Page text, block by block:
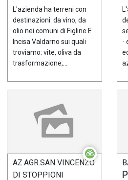
L'azienda ha terreni con
destinazioni: da vino, da
olio nei comuni di Figline E
Incisa Valdarno sui quali
troviamo: vite, oliva da
trasformazione,...
-
AZ.AGR.SAN VINCENZO
DI STOPPIONI